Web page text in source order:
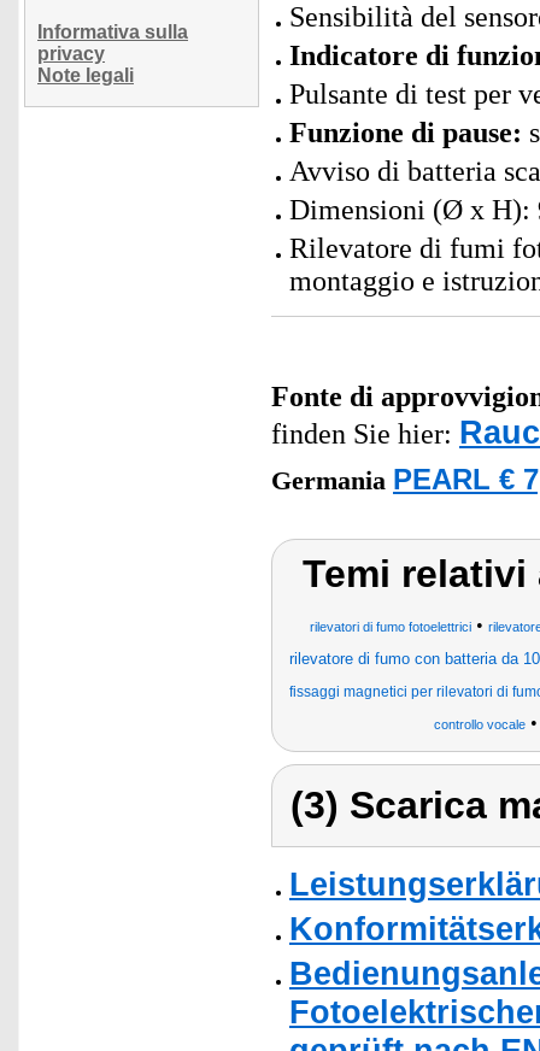
Informativa sulla
privacy
Note legali
Sensibilità del
Indicatore di
Pulsante di test per
Funzione di pause:
Avviso di batteria
Dimensioni (Ø x H):
Rilevatore di fumi
montaggio e
Fonte di
finden Sie hier:
Germania PEARL €
Temi relativi
rilevatori di fumo fotoelettrici•
rilevatore di fumo con batteria da
fissaggi magnetici per rilevatori di
controllo vocale
(3) Scarica